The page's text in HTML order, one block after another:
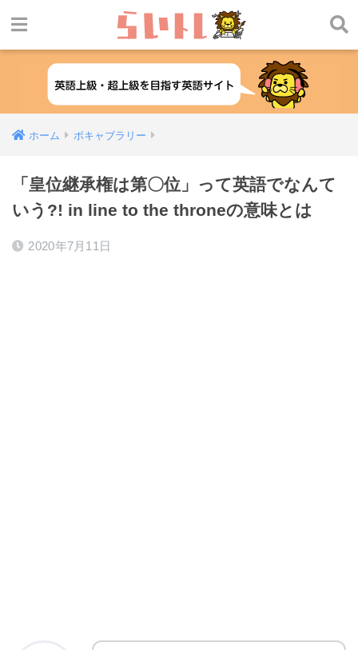
ホーム ボキャブラリー
「皇位継承権は第〇位」って英語でなんて
いう?! in line to the throneの意味とは
2020年7月11日